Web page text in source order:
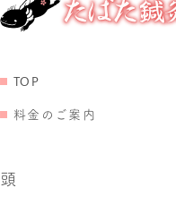
TOP
料金のご案内
頭